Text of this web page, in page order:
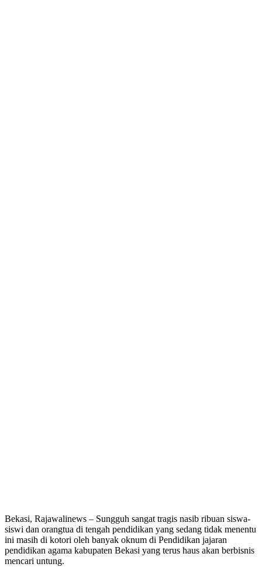
Bekasi, Rajawalinews – Sungguh sangat tragis nasib ribuan siswa-
siswi dan orangtua di tengah pendidikan yang sedang tidak menentu
ini masih di kotori oleh banyak oknum di Pendidikan jajaran
pendidikan agama kabupaten Bekasi yang terus haus akan berbisnis
mencari untung.